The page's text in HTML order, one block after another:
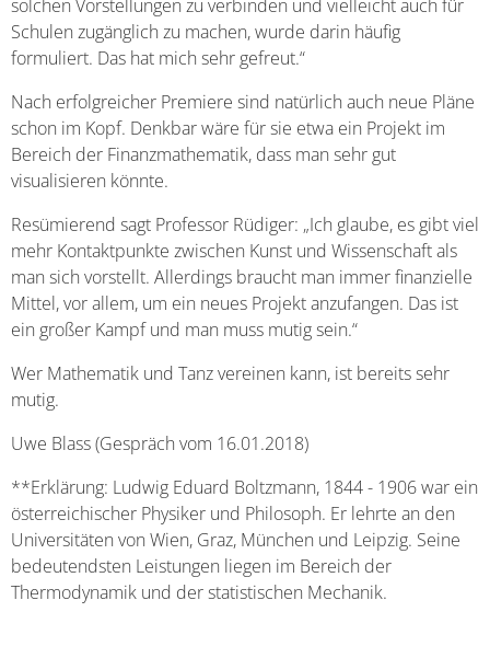
solchen Vorstellungen zu verbinden und vielleicht auch für
Schulen zugänglich zu machen, wurde darin häufig
formuliert. Das hat mich sehr gefreut.“
Nach erfolgreicher Premiere sind natürlich auch neue Pläne
schon im Kopf. Denkbar wäre für sie etwa ein Projekt im
Bereich der Finanzmathematik, dass man sehr gut
visualisieren könnte.
Resümierend sagt Professor Rüdiger: „Ich glaube, es gibt viel
mehr Kontaktpunkte zwischen Kunst und Wissenschaft als
man sich vorstellt. Allerdings braucht man immer finanzielle
Mittel, vor allem, um ein neues Projekt anzufangen. Das ist
ein großer Kampf und man muss mutig sein.“
Wer Mathematik und Tanz vereinen kann, ist bereits sehr
mutig.
Uwe Blass (Gespräch vom 16.01.2018)
**Erklärung: Ludwig Eduard Boltzmann, 1844 - 1906 war ein
österreichischer Physiker und Philosoph. Er lehrte an den
Universitäten von Wien, Graz, München und Leipzig. Seine
bedeutendsten Leistungen liegen im Bereich der
Thermodynamik und der statistischen Mechanik.